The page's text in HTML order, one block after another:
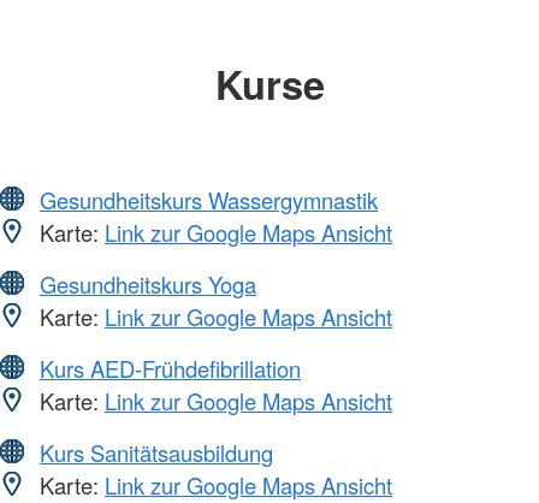
Kurse
Gesundheitskurs Wassergymnastik
Karte: Link zur Google Maps Ansicht
Gesundheitskurs Yoga
Karte: Link zur Google Maps Ansicht
Kurs AED-Frühdefibrillation
Karte: Link zur Google Maps Ansicht
Kurs Sanitätsausbildung
Karte: Link zur Google Maps Ansicht